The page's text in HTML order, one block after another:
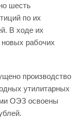
шесть
по их
В ходе их
рабочих
производство
утилитарных
ОЭЗ освоены